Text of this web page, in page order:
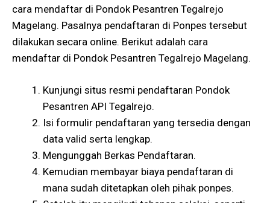
cara mendaftar di Pondok Pesantren Tegalrejo
Magelang. Pasalnya pendaftaran di Ponpes tersebut
dilakukan secara online. Berikut adalah cara
mendaftar di Pondok Pesantren Tegalrejo Magelang.
Kunjungi situs resmi pendaftaran Pondok
Pesantren API Tegalrejo.
Isi formulir pendaftaran yang tersedia dengan
data valid serta lengkap.
Mengunggah Berkas Pendaftaran.
Kemudian membayar biaya pendaftaran di
mana sudah ditetapkan oleh pihak ponpes.